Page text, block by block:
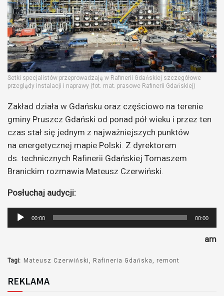
Setki specjalistów przeprowadzają w Rafinerii Gdańskiej szczegółowe
przeglądy instalacji i naprawy (fot. mat. prasowe Rafinerii Gdańskiej)
Zakład działa w Gdańsku oraz częściowo na terenie
gminy Pruszcz Gdański od ponad pół wieku i przez ten
czas stał się jednym z najważniejszych punktów
na energetycznej mapie Polski. Z dyrektorem
ds. technicznych Rafinerii Gdańskiej Tomaszem
Branickim rozmawia Mateusz Czerwiński.
Posłuchaj audycji:
Odtwarzacz
plików
00:00 00:00
am
Tagi: Mateusz Czerwiński Rafineria Gdańska remont
REKLAMA